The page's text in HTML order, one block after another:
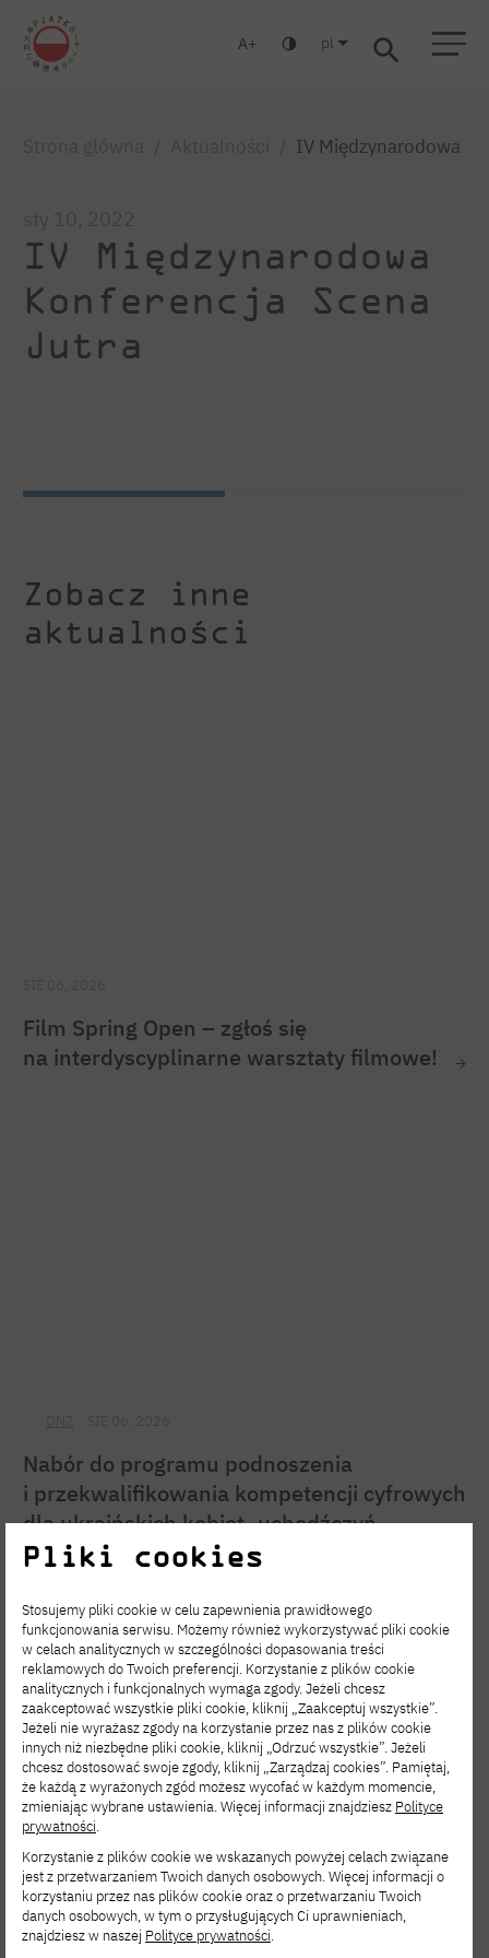
A pl
IV Międzynarodowa
IV Międzynarodowa
Konferencja Scena
Jutra
Zobacz inne
aktualności
Film Spring Open – zgłoś się
na interdyscyplinarne warsztaty filmowe!
Nabór do programu podnoszenia
i przekwalifikowania kompetencji cyfrowych
dla ukraińskich kobiet–uchodźczyń
w Polsce oraz kobiet wewnętrznie
AKTUALNOŚCI LIP 31, 2026
Pliki cookies
Stosujemy pliki cookie w celu zapewnienia prawidłowego
funkcjonowania serwisu. Możemy również wykorzystywać pliki cookie
w celach analitycznych w szczególności dopasowania treści
reklamowych do Twoich preferencji. Korzystanie z plików cookie
analitycznych i funkcjonalnych wymaga zgody. Jeżeli chcesz
zaakceptować wszystkie pliki cookie, kliknij „Zaakceptuj wszystkie”.
Jeżeli nie wyrażasz zgody na korzystanie przez nas z plików cookie
innych niż niezbędne pliki cookie, kliknij „Odrzuć wszystkie”. Jeżeli
chcesz dostosować swoje zgody, kliknij „Zarządzaj cookies”. Pamiętaj,
że każdą z wyrażonych zgód możesz wycofać w każdym momencie,
zmieniając wybrane ustawienia. Więcej informacji znajdziesz Polityce
prywatności.
Korzystanie z plików cookie we wskazanych powyżej celach związane
jest z przetwarzaniem Twoich danych osobowych. Więcej informacji o
korzystaniu przez nas plików cookie oraz o przetwarzaniu Twoich
danych osobowych, w tym o przysługujących Ci uprawnieniach,
znajdziesz w naszej Polityce prywatności.